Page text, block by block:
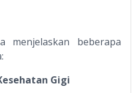
menjelaskan beberapa
Gigi